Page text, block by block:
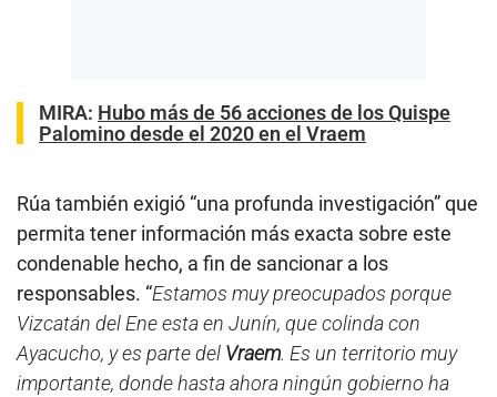
MIRA: Hubo más de 56 acciones de los Quispe
Palomino desde el 2020 en el Vraem
Rúa también exigió “una profunda investigación” que
permita tener información más exacta sobre este
condenable hecho, a fin de sancionar a los
responsables. “Estamos muy preocupados porque
Vizcatán del Ene esta en Junín, que colinda con
Ayacucho, y es parte del Vraem. Es un territorio muy
importante, donde hasta ahora ningún gobierno ha